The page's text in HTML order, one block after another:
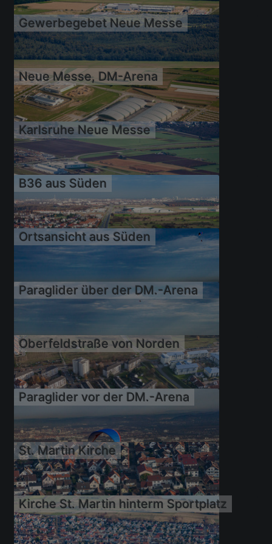
21.08.2010
09.08.2010
Gewerbegebet Neue Messe
09.08.2010
Neue Messe, DM-Arena
28.04.2010
Karlsruhe Neue Messe
02.04.2010
B36 aus Süden
21.11.2009
Ortsansicht aus Süden
21.11.2009
Paraglider über der DM.-Arena
21.11.2009
Oberfeldstraße von Norden
21.11.2009
Paraglider vor der DM.-Arena
21.11.2009
St. Martin Kirche
Kirche St. Martin hinterm Sportplatz